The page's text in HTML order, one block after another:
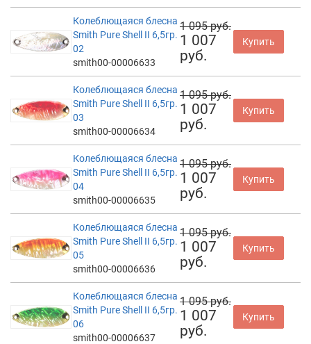
Колеблющаяся блесна
Smith Pure Shell II 6,5гр.
02
smith00-00006633
1 095 руб.
1 007
руб.
Купить
Колеблющаяся блесна
Smith Pure Shell II 6,5гр.
03
smith00-00006634
1 095 руб.
1 007
руб.
Купить
Колеблющаяся блесна
Smith Pure Shell II 6,5гр.
04
smith00-00006635
1 095 руб.
1 007
руб.
Купить
Колеблющаяся блесна
Smith Pure Shell II 6,5гр.
05
smith00-00006636
1 095 руб.
1 007
руб.
Купить
Колеблющаяся блесна
Smith Pure Shell II 6,5гр.
06
smith00-00006637
1 095 руб.
1 007
руб.
Купить